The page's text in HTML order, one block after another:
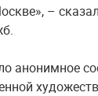
–
анонимное